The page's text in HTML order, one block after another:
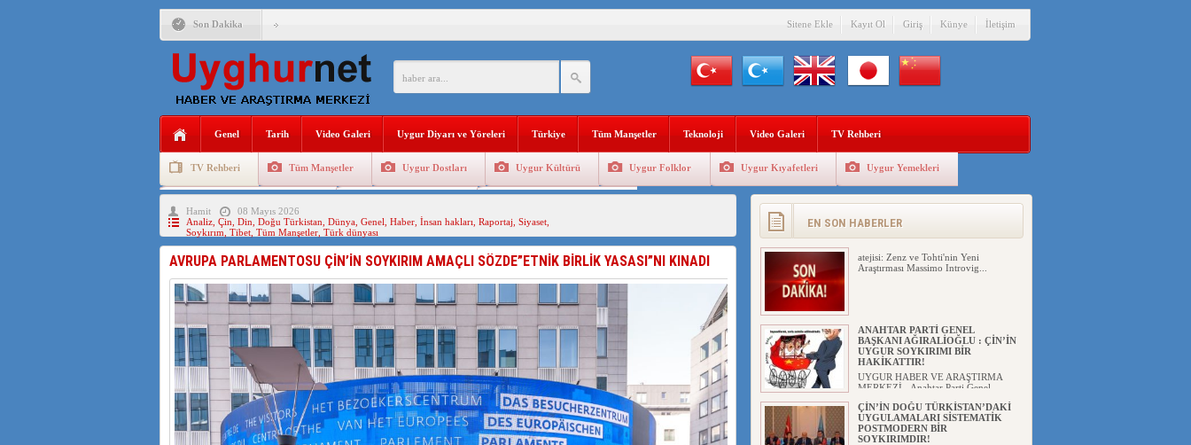
Son Dakika
ANAHTAR PARTİ GENEL BAŞKANI AĞIRALİOĞLU : ÇİN’İN UYGUR SOYKIRIMI BİR HAKİKATTIR!
ÇİN’İN DOĞU TÜRKİSTAN’DAKİ UYGULAMALARI SİSTEMATİK POSTMODERN BİR SOYKIRIMDIR!
DİYANET AKADEMİSİ BAŞKANI DOÇ.DR.KAAN : DOĞU TÜRKİSTAN BİZİM KIRMIZI ÇİZGİMİZDİR!”
150 YILDIR KAYNAYAN YARAMIZ : ÇİN İŞGALİNDEKİ DOĞU TÜRKİSTAN
MHP’DEN URUMÇİ KATLİAMI MESAJİ : 05.07.2009 URUMÇİ ŞEHİTLERİNİ RAHMETLE ANIYORUZ
ÇİN’İN ANKARA BÜYÜKELÇİSİ JİANG’İN TRABZON ZİYARETİ
Sitene Ekle Kayıt Ol Giriş Künye İletişim
Genel Tarih Video Galeri Uygur Diyarı ve Yöreleri Türkiye Tüm Manşetler Teknoloji Video Galeri TV Rehberi
TV Rehberi Tüm Manşetler Uygur Dostları Uygur Kültürü Uygur Folklor Uygur Kıyafetleri Uygur Yemekleri
Uygurlarda Düğün ve Cenaze
Hamit
08 Mayıs 2026
Analiz, Çin Din Doğu Türkistan Dünya, Genel Haber, İnsan hakları Raportaj Siyaset,
Soykırım Tibet, Tüm Manşetler, Türk dünyası
AVRUPA PARLAMENTOSU ÇİN’İN SOYKIRIM AMAÇLI SÖZDE”ETNİK BİRLİK YASASI”NI KINADI
EN SON HABERLER
MEŞRULAŞTIRDIĞI ÇKP DEVLET
TERÖRÜ
yönetimi 4 Ağustos 2...
PAKİSTAN,AFGANİSTAN’DA
YAŞAYAN UYGURLARA KARŞI
ÇİN İLE İŞBİRLİĞİ YAPACAK
MERKEZİ(UYHAM) İşgalci Ç...
atejisi: Zenz ve Tohti'nin Yeni
Araştırması Massimo Introvig...
ANAHTAR PARTİ GENEL
BAŞKANI AĞIRALİOĞLU : ÇİN’İN
UYGUR SOYKIRIMI BİR
HAKİKATTIR!
UYGUR HABER VE ARAŞTIRMA
MERKEZİ Anahtar Parti Genel
ÇİN’İN DOĞU TÜRKİSTAN’DAKİ
UYGULAMALARI SİSTEMATİK
POSTMODERN BİR
SOYKIRIMDIR!